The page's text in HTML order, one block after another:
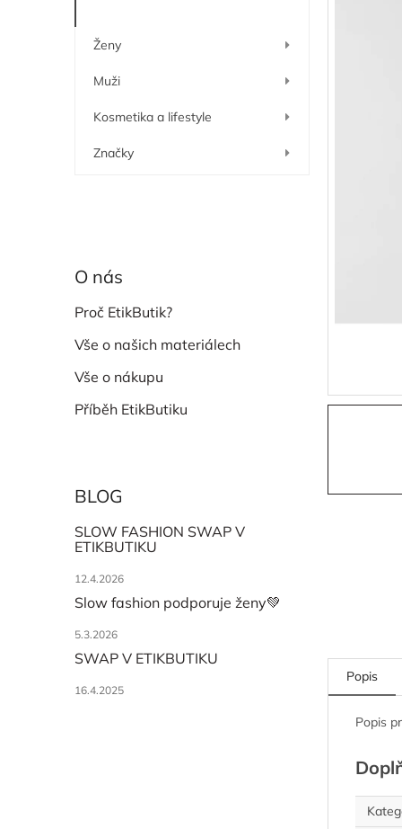
í
Ženy
Muži
Kosmetika a lifestyle
Značky
O nás
Proč EtikButik?
Vše o našich materiálech
Vše o nákupu
Příběh EtikButiku
BLOG
SLOW FASHION SWAP V
ETIKBUTIKU
12.4.2026
Slow fashion podporuje ženy💚
5.3.2026
SWAP V ETIKBUTIKU
16.4.2025
Popis
Popis